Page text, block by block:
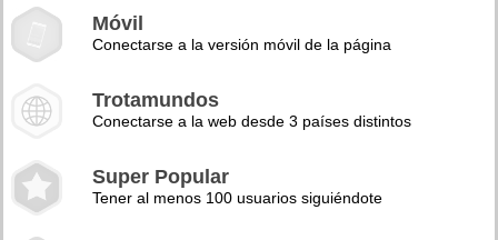
Móvil
Conectarse a la versión móvil de la página
Trotamundos
Conectarse a la web desde 3 países distintos
Super Popular
Tener al menos 100 usuarios siguiéndote